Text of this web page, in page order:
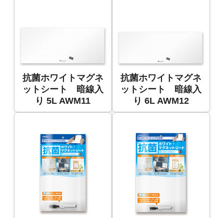
抗菌ホワイトマグネ
ットシート 暗線入
り 5L AWM11
抗菌ホワイトマグネ
ットシート 暗線入
り 6L AWM12